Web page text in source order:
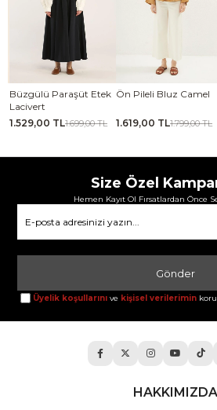
Büzgülü Paraşüt Etek
Lacivert
1.529,00 TL1.699,00 TL
Ön Pileli Bluz Camel
1.619,00 TL1.799,00 TL
Size Özel
Hemen Kayıt Ol Fırsatlardan Önce
Gönder
Üyelik koşullarını ve kişisel verilerimin
HAKKIMIZDA